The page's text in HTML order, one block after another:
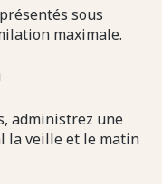
sous
maximale.
administrez une
la veille et le matin